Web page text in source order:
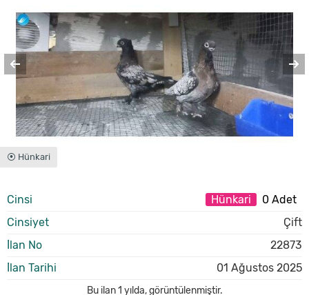
⦿ Hünkari
Cinsi Hünkari
0 Adet
Cinsiyet
Çift
İlan No
22873
İlan Tarihi
01 Ağustos 2025
Bu ilan1 yılda,görüntülenmiştir.